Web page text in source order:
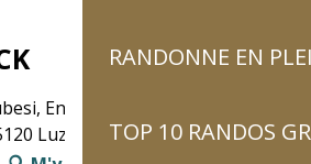
RANDONNE EN
TOP 10 RANDOS
En-dessous de la Caserne
Luz-Saint-Sauveur